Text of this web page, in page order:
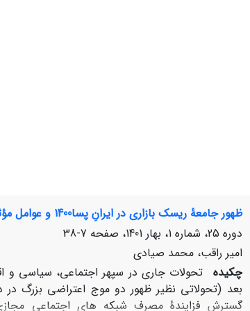
ظهور جامعۀ ریسک بازاری در ایرانِ پسا1400 و عوامل مؤثر بر آن
دوره 25، شماره 1، بهار 1401، صفحه
7-38
امیر راقب، محمد صیادی
چکیده
گسترش فزایندۀ مصرف شبکه‏ های اجتماعی